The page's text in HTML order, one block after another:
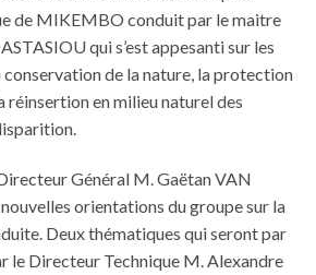
de MIKEMBO conduit par le maitre
qui s’est appesanti sur les
de la nature, la protection
réinsertion en milieu naturel des
Général M. Gaëtan VAN
orientations du groupe sur la
Deux thématiques qui seront par
le Directeur Technique M. Alexandre